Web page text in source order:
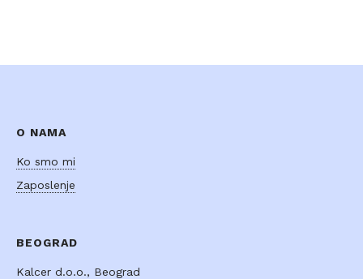
O NAMA
Ko smo mi
Zaposlenje
BEOGRAD
Kalcer d.o.o., Beograd